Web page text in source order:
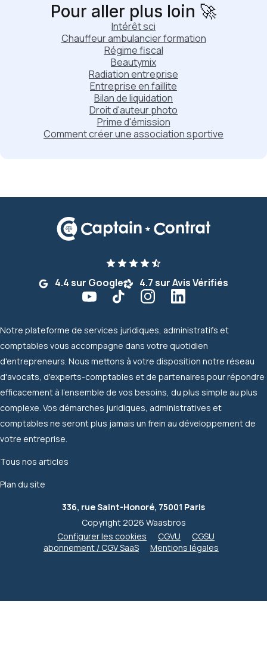
Pour aller plus loin 🚀
Intérêt sci
Chauffeur ambulancier formation
Régime fiscal
Beautymix
Radiation entreprise
Entreprise en faillite
Bilan de liquidation
Droit d'auteur photo
Prime d'émission
Comment créer une association sportive
4.4 sur Google 4.7 sur Avis Vérifiés
Notre plateforme de services juridiques, administratifs et
comptables vous accompagne dans votre quotidien
d'entrepreneurs. Nous mettons à votre disposition notre réseau
d'avocats, d'experts-comptables et de partenaires pour répondre
efficacement à l'ensemble de vos besoins, du plus simple au plus
complexe. Vos démarches juridiques, administratives et
comptables ne seront plus jamais un frein au développement de
votre entreprise.
Tous nos articles
Plan du site
336, rue Saint-Honoré, 75001 Paris
Copyright 2026 Waasbros
Configurer les cookies
CGVU
CGSU
abonnement / CGV SaaS
Mentions légales